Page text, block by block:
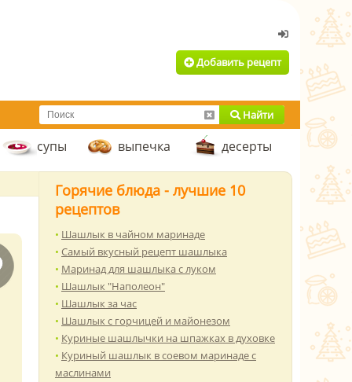
Добавить рецепт
Найти
супы выпечка десерты
Горячие блюда - лучшие 10
рецептов
Шашлык в чайном маринаде
Самый вкусный рецепт шашлыка
Маринад для шашлыка с луком
Шашлык "Наполеон"
Шашлык за час
Шашлык с горчицей и майонезом
Куриные шашлычки на шпажках в духовке
Куриный шашлык в соевом маринаде с
маслинами